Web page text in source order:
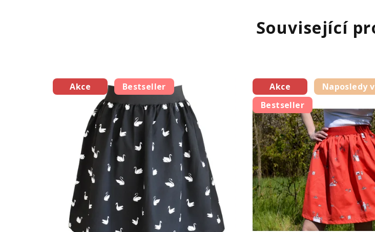
Související
Akce Bestseller Akce
Naposledy
Bestseller